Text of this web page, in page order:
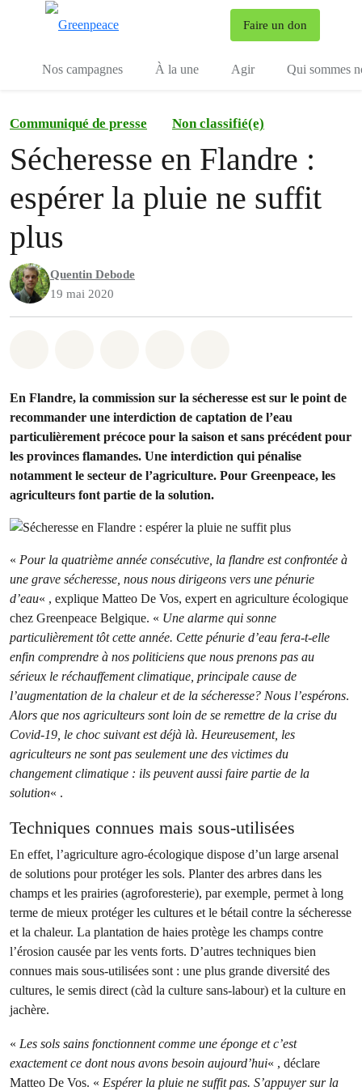
Faire un don
Nos campagnes À la une Agir Qui sommes
Communiqué de presse Non classifié(e)
Sécheresse en Flandre :
espérer la pluie ne suffit
plus
Quentin Debode
19 mai 2020
En Flandre, la commission sur la sécheresse est sur le point de
recommander une interdiction de captation de l’eau
particulièrement précoce pour la saison et sans précédent pour
les provinces flamandes. Une interdiction qui pénalise
notamment le secteur de l’agriculture. Pour Greenpeace, les
agriculteurs font partie de la solution.
« Pour la quatrième année consécutive, la flandre est confrontée à
une grave sécheresse, nous nous dirigeons vers une pénurie
d’eau« , explique Matteo De Vos, expert en agriculture écologique
chez Greenpeace Belgique. « Une alarme qui sonne
particulièrement tôt cette année. Cette pénurie d’eau fera-t-elle
enfin comprendre à nos politiciens que nous prenons pas au
sérieux le réchauffement climatique, principale cause de
l’augmentation de la chaleur et de la sécheresse? Nous l’espérons.
Alors que nos agriculteurs sont loin de se remettre de la crise du
Covid-19, le choc suivant est déjà là. Heureusement, les
agriculteurs ne sont pas seulement une des victimes du
changement climatique : ils peuvent aussi faire partie de la
solution« .
Techniques connues mais sous-utilisées
En effet, l’agriculture agro-écologique dispose d’un large arsenal
de solutions pour protéger les sols. Planter des arbres dans les
champs et les prairies (agroforesterie), par exemple, permet à long
terme de mieux protéger les cultures et le bétail contre la sécheresse
et la chaleur. La plantation de haies protège les champs contre
l’érosion causée par les vents forts. D’autres techniques bien
connues mais sous-utilisées sont : une plus grande diversité des
cultures, le semis direct (càd la culture sans-labour) et la culture en
jachère.
« Les sols sains fonctionnent comme une éponge et c’est
exactement ce dont nous avons besoin aujourd’hui« , déclare
Matteo De Vos. « Espérer la pluie ne suffit pas. S’appuyer sur la